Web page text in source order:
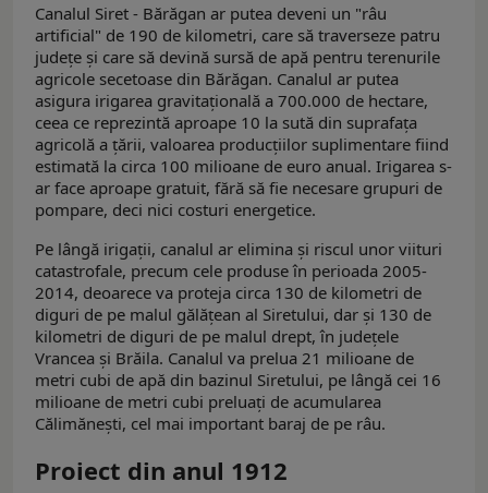
Canalul Siret - Bărăgan ar putea deveni un "râu
artificial" de 190 de kilometri, care să traverseze patru
județe și care să devină sursă de apă pentru terenurile
agricole secetoase din Bărăgan. Canalul ar putea
asigura irigarea gravitaţională a 700.000 de hectare,
ceea ce reprezintă aproape 10 la sută din suprafaţa
agricolă a ţării, valoarea producţiilor suplimentare fiind
estimată la circa 100 milioane de euro anual. Irigarea s-
ar face aproape gratuit, fără să fie necesare grupuri de
pompare, deci nici costuri energetice.
Pe lângă irigaţii, canalul ar elimina şi riscul unor viituri
catastrofale, precum cele produse în perioada 2005-
2014, deoarece va proteja circa 130 de kilometri de
diguri de pe malul gălăţean al Siretului, dar şi 130 de
kilometri de diguri de pe malul drept, în județele
Vrancea și Brăila. Canalul va prelua 21 milioane de
metri cubi de apă din bazinul Siretului, pe lângă cei 16
milioane de metri cubi preluați de acumularea
Călimănești, cel mai important baraj de pe râu.
Proiect din anul 1912